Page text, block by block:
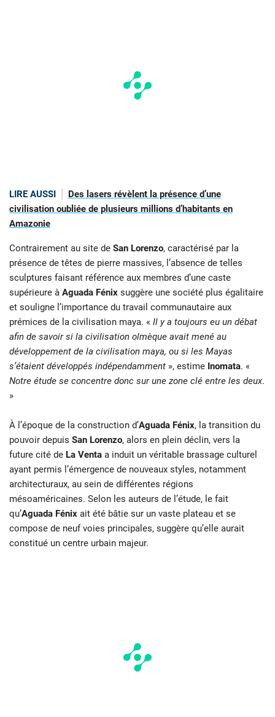
LIRE AUSSI
Des lasers révèlent la présence d’une
civilisation oubliée de plusieurs millions d’habitants en
Amazonie
Contrairement au site de San Lorenzo, caractérisé par la
présence de têtes de pierre massives, l’absence de telles
sculptures faisant référence aux membres d’une caste
supérieure à Aguada Fénix suggère une société plus égalitaire
et souligne l’importance du travail communautaire aux
prémices de la civilisation maya. « Il y a toujours eu un débat
afin de savoir si la civilisation olmèque avait mené au
développement de la civilisation maya, ou si les Mayas
s’étaient développés indépendamment », estime Inomata. «
Notre étude se concentre donc sur une zone clé entre les deux.
»
À l’époque de la construction d’Aguada Fénix, la transition du
pouvoir depuis San Lorenzo, alors en plein déclin, vers la
future cité de La Venta a induit un véritable brassage culturel
ayant permis l’émergence de nouveaux styles, notamment
architecturaux, au sein de différentes régions
mésoaméricaines. Selon les auteurs de l’étude, le fait
qu’Aguada Fénix ait été bâtie sur un vaste plateau et se
compose de neuf voies principales, suggère qu’elle aurait
constitué un centre urbain majeur.